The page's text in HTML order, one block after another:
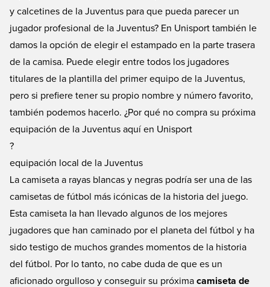
y calcetines de la Juventus para que pueda parecer un
jugador profesional de la Juventus? En Unisport también le
damos la opción de elegir el estampado en la parte trasera
de la camisa. Puede elegir entre todos los jugadores
titulares de la plantilla del primer equipo de la Juventus,
pero si prefiere tener su propio nombre y número favorito,
también podemos hacerlo. ¿Por qué no compra su próxima
equipación de la Juventus aquí en Unisport
?
equipación local de la Juventus
La camiseta a rayas blancas y negras podría ser una de las
camisetas de fútbol más icónicas de la historia del juego.
Esta camiseta la han llevado algunos de los mejores
jugadores que han caminado por el planeta del fútbol y ha
sido testigo de muchos grandes momentos de la historia
del fútbol. Por lo tanto, no cabe duda de que es un
aficionado orgulloso y conseguir su próxima camiseta de